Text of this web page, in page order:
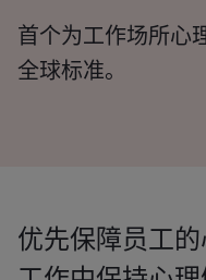
首个为工作场所心
全球标准。
优先保障员工